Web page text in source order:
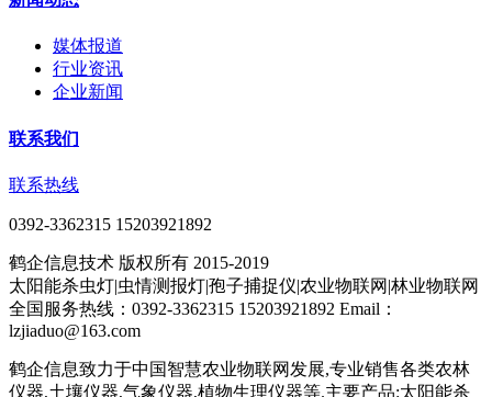
媒体报道
行业资讯
企业新闻
联系我们
联系热线
0392-3362315 15203921892
鹤企信息技术 版权所有 2015-2019
太阳能杀虫灯|虫情测报灯|孢子捕捉仪|农业物联网|林业物联网
全国服务热线：0392-3362315 15203921892 Email：
lzjiaduo@163.com
鹤企信息致力于中国智慧农业物联网发展,专业销售各类农林
仪器,土壤仪器,气象仪器,植物生理仪器等.主要产品:太阳能杀